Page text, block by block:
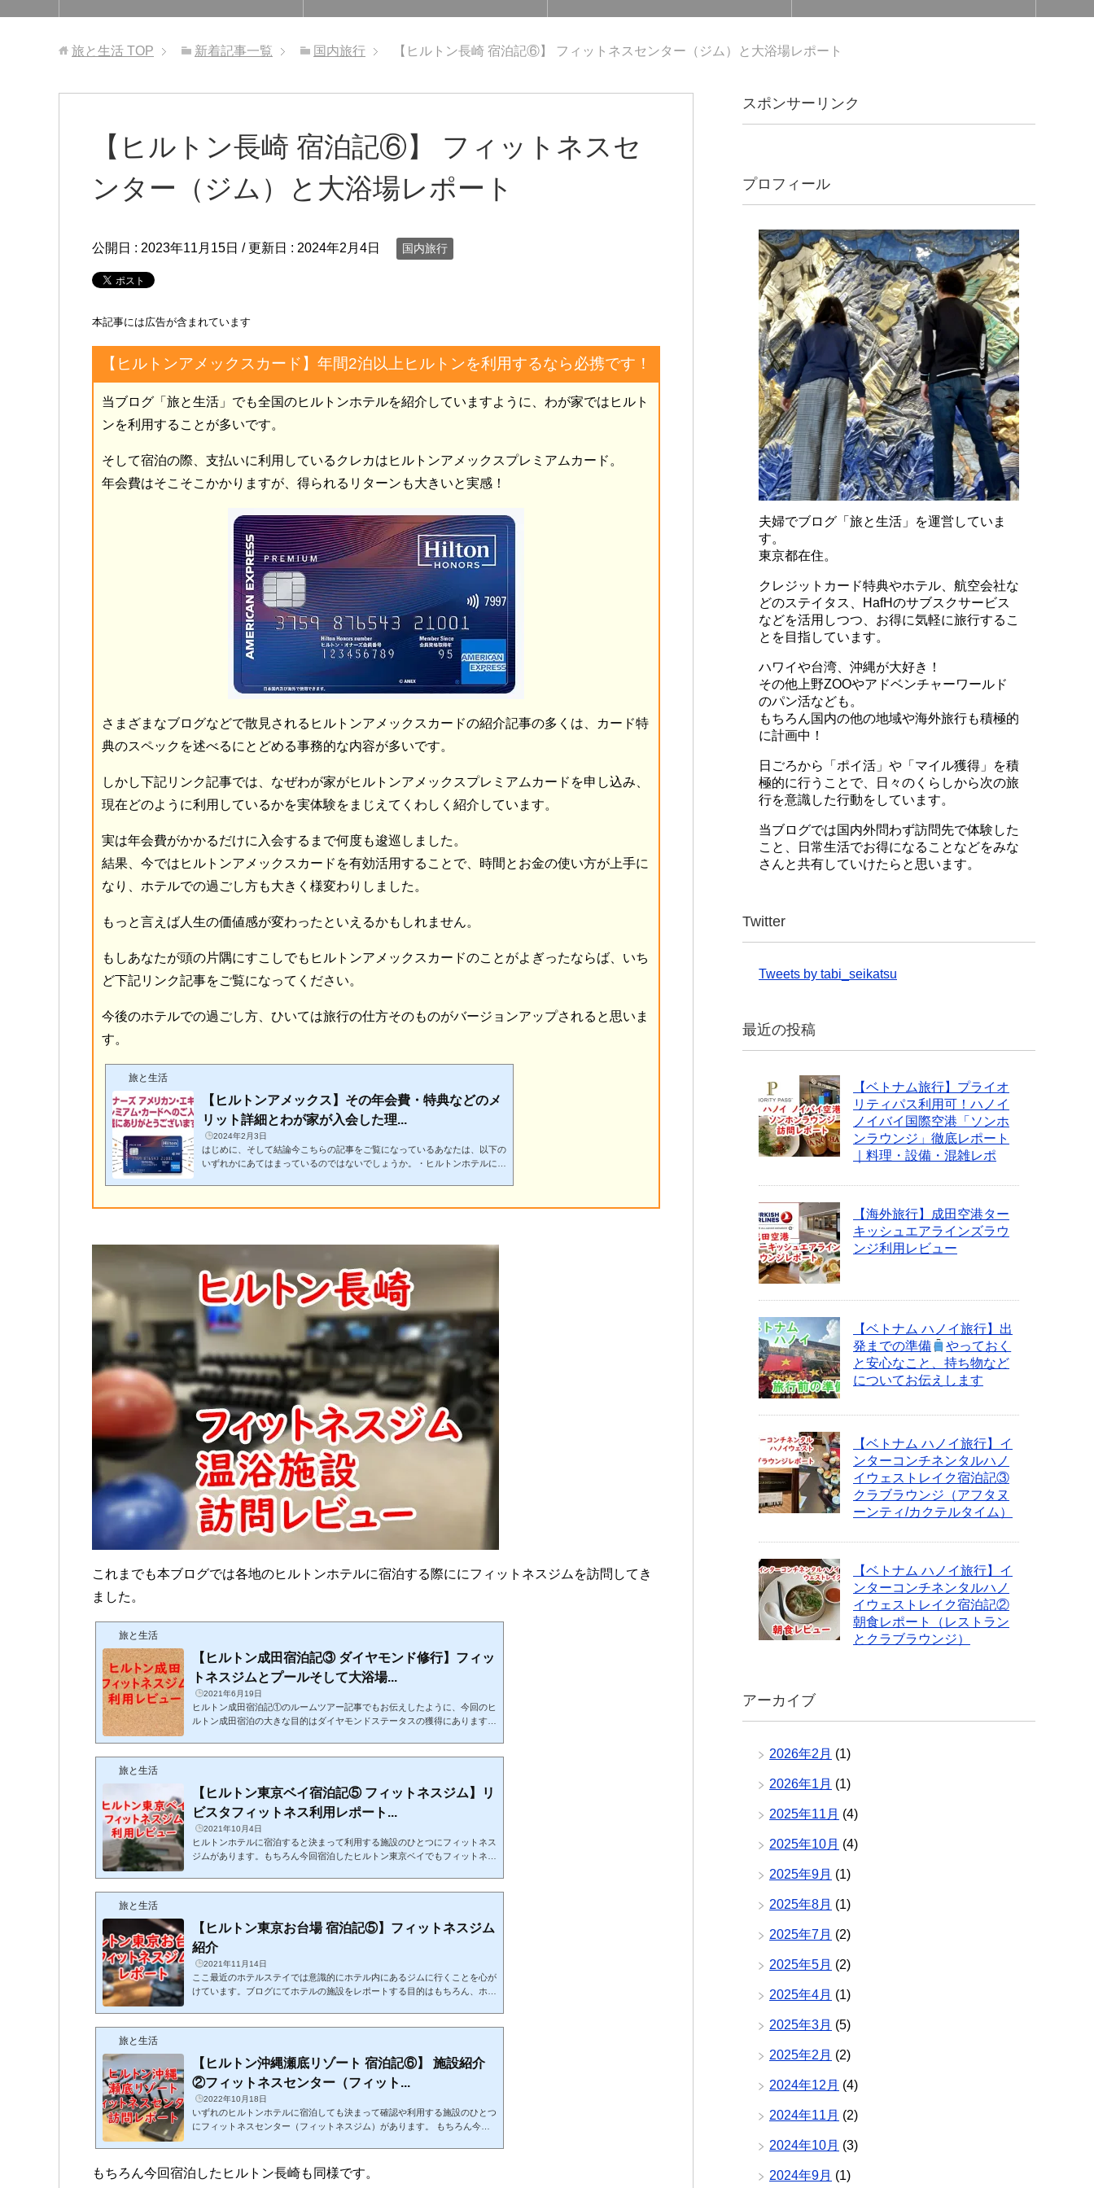
旅と生活 TOP 新着記事一覧 国内旅行 【ヒルトン長崎 宿泊記⑥】 フィットネスセンター（ジム）と大浴場レポート
【ヒルトン長崎 宿泊記⑥】 フィットネスセ
ンター（ジム）と大浴場レポート
公開日 : 2023年11月15日 / 更新日 : 2024年2月4日 国内旅行
本記事には広告が含まれています
【ヒルトンアメックスカード】年間2泊以上ヒルトンを利用するなら必携です！
当ブログ「旅と生活」でも全国のヒルトンホテルを紹介していますように、わが家ではヒルト
ンを利用することが多いです。
そして宿泊の際、支払いに利用しているクレカはヒルトンアメックスプレミアムカード。
年会費はそこそこかかりますが、得られるリターンも大きいと実感！
さまざまなブログなどで散見されるヒルトンアメックスカードの紹介記事の多くは、カード特
典のスペックを述べるにとどめる事務的な内容が多いです。
しかし下記リンク記事では、なぜわが家がヒルトンアメックスプレミアムカードを申し込み、
現在どのように利用しているかを実体験をまじえてくわしく紹介しています。
実は年会費がかかるだけに入会するまで何度も逡巡しました。
結果、今ではヒルトンアメックスカードを有効活用することで、時間とお金の使い方が上手に
なり、ホテルでの過ごし方も大きく様変わりしました。
もっと言えば人生の価値感が変わったといえるかもしれません。
もしあなたが頭の片隅にすこしでもヒルトンアメックスカードのことがよぎったならば、いち
ど下記リンク記事をご覧になってください。
今後のホテルでの過ごし方、ひいては旅行の仕方そのものがバージョンアップされると思いま
す。
旅と生活
【ヒルトンアメックス】その年会費・特典などのメ
リット詳細とわが家が入会した理...
2024年2月3日
はじめに、そして結論今こちらの記事をご覧になっているあなたは、以下の
いずれかにあてはまっているのではないでしょうか。・ヒルトンホテルに宿
いる特典も理解してい...
これまでも本ブログでは各地のヒルトンホテルに宿泊する際ににフィットネスジムを訪問してき
ました。
旅と生活
【ヒルトン成田宿泊記③ ダイヤモンド修行】フィッ
トネスジムとプールそして大浴場...
2021年6月19日
ヒルトン成田宿泊記①のルームツアー記事でもお伝えしたように、今回のヒ
ルトン成田宿泊の大きな目的はダイヤモンドステータスの獲得にあります。
うメンタリティで「修行」をしています。というか実際に充実したホテルス
テイをしており、今回は...
旅と生活
【ヒルトン東京ベイ宿泊記⑤ フィットネスジム】リ
ビスタフィットネス利用レポート...
2021年10月4日
ヒルトンホテルに宿泊すると決まって利用する施設のひとつにフィットネス
ジムがあります。もちろん今回宿泊したヒルトン東京ベイでもフィットネス
2:00（最終チェックイン 21:00 施設利用21:30まで）土・日・祝： 6:00～2
1:00 （最終チェックイ...
旅と生活
【ヒルトン東京お台場 宿泊記⑤】フィットネスジム
紹介
2021年11月14日
ここ最近のホテルステイでは意識的にホテル内にあるジムに行くことを心が
けています。ブログにてホテルの施設をレポートする目的はもちろん、ホテ
設：庵スパ TOKYO※庵スパ TOKYOにはプール、ロッカールーム、シャワ
ールーム、リラクセーション...
旅と生活
【ヒルトン沖縄瀬底リゾート 宿泊記⑥】 施設紹介
②フィットネスセンター（フィット...
2022年10月18日
いずれのヒルトンホテルに宿泊しても決まって確認や利用する施設のひとつ
にフィットネスセンター（フィットネスジム）があります。 もちろん今回
ート フィットネスセンター施設概要場所：ホテル敷地内（ホテル横建物）
設備内容：フィットネス機器、、ロッカールーム、洗面台、給水機営業時
もちろん今回宿泊したヒルトン長崎も同様です。
スポンサーリンク
プロフィール
夫婦でブログ「旅と生活」を運営していま
す。
東京都在住。
クレジットカード特典やホテル、航空会社な
どのステイタス、HafHのサブスクサービス
などを活用しつつ、お得に気軽に旅行するこ
とを目指しています。
ハワイや台湾、沖縄が大好き！
その他上野ZOOやアドベンチャーワールド
のパン活なども。
もちろん国内の他の地域や海外旅行も積極的
に計画中！
日ごろから「ポイ活」や「マイル獲得」を積
極的に行うことで、日々のくらしから次の旅
行を意識した行動をしています。
当ブログでは国内外問わず訪問先で体験した
こと、日常生活でお得になることなどをみな
さんと共有していけたらと思います。
Twitter
Tweets by tabi_seikatsu
最近の投稿
【ベトナム旅行】プライオ
リティパス利用可！ハノイ
ノイバイ国際空港「ソンホ
ンラウンジ」徹底レポート
｜料理・設備・混雑レポ
【海外旅行】成田空港ター
キッシュエアラインズラウ
ンジ利用レビュー
【ベトナム ハノイ旅行】出
発までの準備
やっておく
と安心なこと、持ち物など
についてお伝えします
【ベトナム ハノイ旅行】イ
ンターコンチネンタルハノ
イウェストレイク宿泊記③
クラブラウンジ（アフタヌ
ーンティ/カクテルタイム）
【ベトナム ハノイ旅行】イ
ンターコンチネンタルハノ
イウェストレイク宿泊記②
朝食レポート（レストラン
とクラブラウンジ）
アーカイブ
2026年2月 (1)
2026年1月 (1)
2025年11月 (4)
2025年10月 (4)
2025年9月 (1)
2025年8月 (1)
2025年7月 (2)
2025年5月 (2)
2025年4月 (1)
2025年3月 (5)
2025年2月 (2)
2024年12月 (4)
2024年11月 (2)
2024年10月 (3)
2024年9月 (1)